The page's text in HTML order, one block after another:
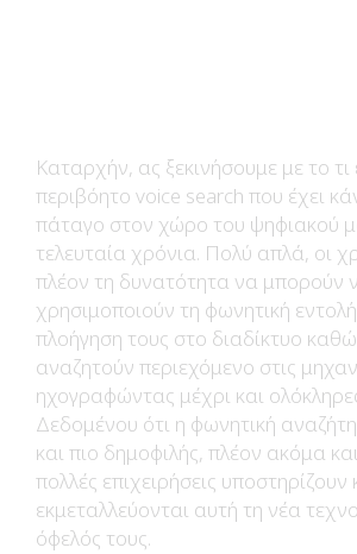
Καταρχήν, ας ξεκινήσουμε με το τι
περιβόητο voice search που έχει
πάταγο στον χώρο του ψηφιακού
τελευταία χρόνια. Πολύ απλά, οι
πλέον τη δυνατότητα να μπορούν
χρησιμοποιούν τη φωνητική
πλοήγηση τους στο διαδίκτυο
αναζητούν περιεχόμενο στις
ηχογραφώντας μέχρι και
Δεδομένου ότι η φωνητική
και πιο δημοφιλής, πλέον ακόμα
πολλές επιχειρήσεις υποστηρίζουν
εκμεταλλεύονται αυτή τη νέα
όφελός τους.